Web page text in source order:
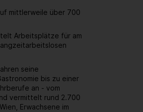
mittlerweile über 700
Arbeitsplätze für am
seine
bis zu einer
an - vom
vermittelt rund 2.700
Erwachsene im